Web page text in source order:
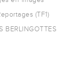
(TF1)
BERLINGOTTES